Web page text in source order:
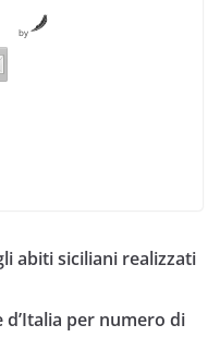
by
abiti siciliani realizzati
d’Italia per numero di